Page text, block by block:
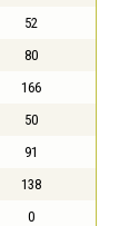
52
80
166
50
91
138
0